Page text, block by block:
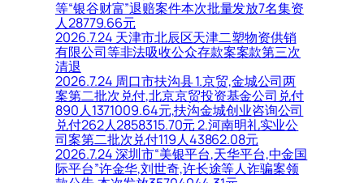
等“银谷财富”退赔案件本次批量发放7名集资
人28779.66元
2026.7.24 天津市北辰区天津二塑物资供销
有限公司等非法吸收公众存款案案款第三次
清退
2026.7.24 周口市扶沟县 1.京贸,金城公司两
案第二批次兑付,北京京贸投资基金公司兑付
890人1371009.64元,扶沟金城创业咨询公司
兑付262人2858315.70元 2.河南明礼实业公
司案第二批次兑付119人43862.08元
2026.7.24 深圳市“美银平台,天华平台,中金国
际平台”许金华,刘世奇,许长途等人诈骗案领